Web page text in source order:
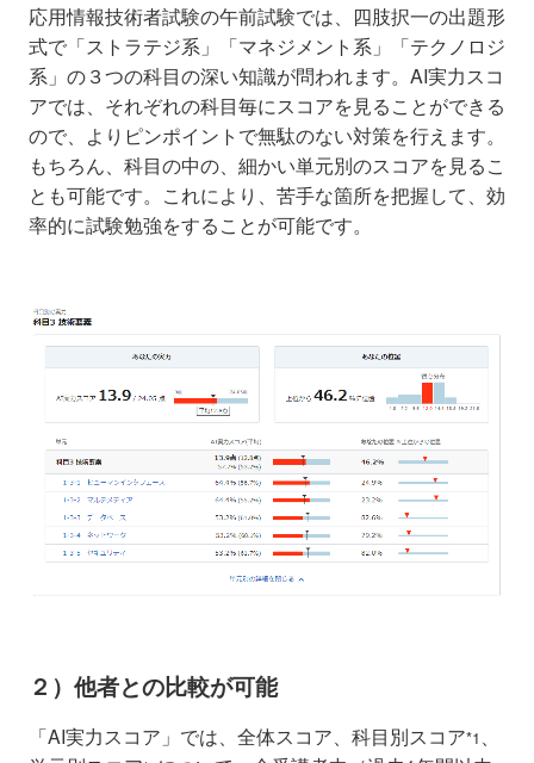
応用情報技術者試験の午前試験では、四肢択一の出題形
式で「ストラテジ系」「マネジメント系」「テクノロジ
系」の３つの科目の深い知識が問われます。AI実力スコ
アでは、それぞれの科目毎にスコアを見ることができる
ので、よりピンポイントで無駄のない対策を行えます。
もちろん、科目の中の、細かい単元別のスコアを見るこ
とも可能です。これにより、苦手な箇所を把握して、効
率的に試験勉強をすることが可能です。
２）他者との比較が可能
「AI実力スコア」では、全体スコア、科目別スコア*1 、